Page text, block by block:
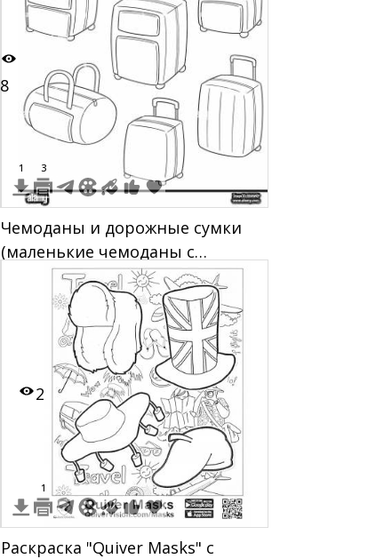
8
1 3
Чемоданы и дорожные сумки
(маленькие чемоданы с
ручками и колесами, дорожная
2
1
Раскраска "Quiver Masks" с